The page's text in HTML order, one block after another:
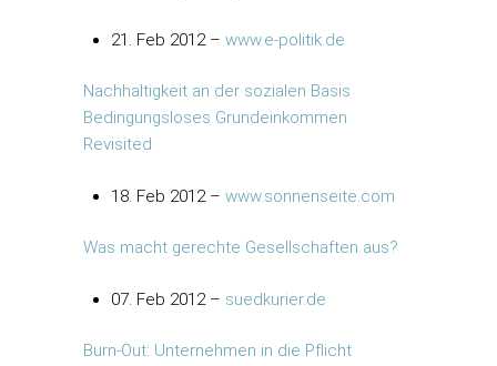
21. Feb 2012 – www.e-politik.de
Nachhaltigkeit an der sozialen Basis 
Bedingungsloses Grundeinkommen
Revisited
18. Feb 2012 – www.sonnenseite.com
Was macht gerechte Gesellschaften aus?
07. Feb 2012 – suedkurier.de
Burn-Out: Unternehmen in die Pflicht